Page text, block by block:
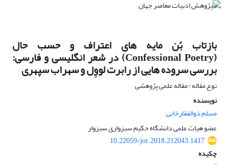
بازتاب بُن‏ مایه‏ های اعتراف و حسب حال
(Confessional Poetry) در شعر انگلیسی و فارسی:
بررسی سروده ‏هایی از رابرت لووِل و سهراب سپهری
نوع مقاله : مقاله علمی پژوهشی
نویسنده
مسلم ذوالفقارخانی
عضو هیات علمی دانشگاه حکیم سبزواری سبزوار
10.22059/jor.2018.212043.1417
چکیده